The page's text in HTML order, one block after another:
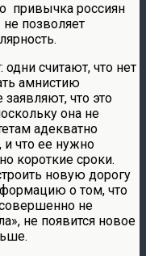
привычка россиян
позволяет
считают, что нет
амнистию
заявляют, что это
она не
адекватно
и что ее нужно
короткие сроки.
новую дорогу
о том, что
не
не появится новое